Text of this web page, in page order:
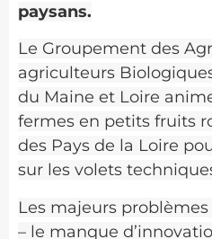
paysans.
Le Groupement des
agriculteurs
du Maine et Loire
fermes en petits fruits
des Pays de la Loire
sur les volets
Les majeurs
– le manque